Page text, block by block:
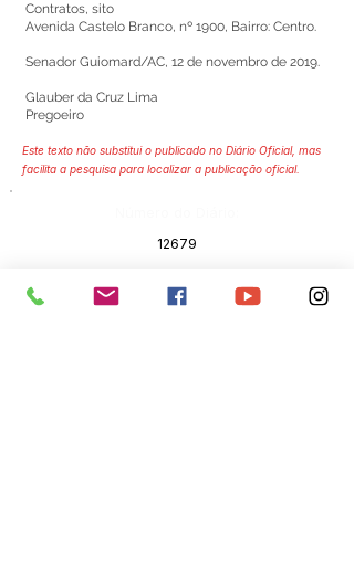
Contratos, sito
Avenida Castelo Branco, nº 1900, Bairro: Centro.
Senador Guiomard/AC, 12 de novembro de 2019.
Glauber da Cruz Lima
Pregoeiro
Este texto não substitui o publicado no Diário Oficial, mas
facilita a pesquisa para localizar a publicação oficial.
12679
Página da Publicação: